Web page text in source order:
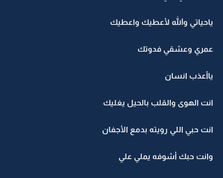
ياحياتي والله لأعطيك واعطيك
عمري وعشقي فدوتك
ياأعذب انسان
انت الهوى والقلب بالحيل يغليك
انت حبي اللي رويته بدمع الأجفان
وانت حبك أشوفه يملي علي